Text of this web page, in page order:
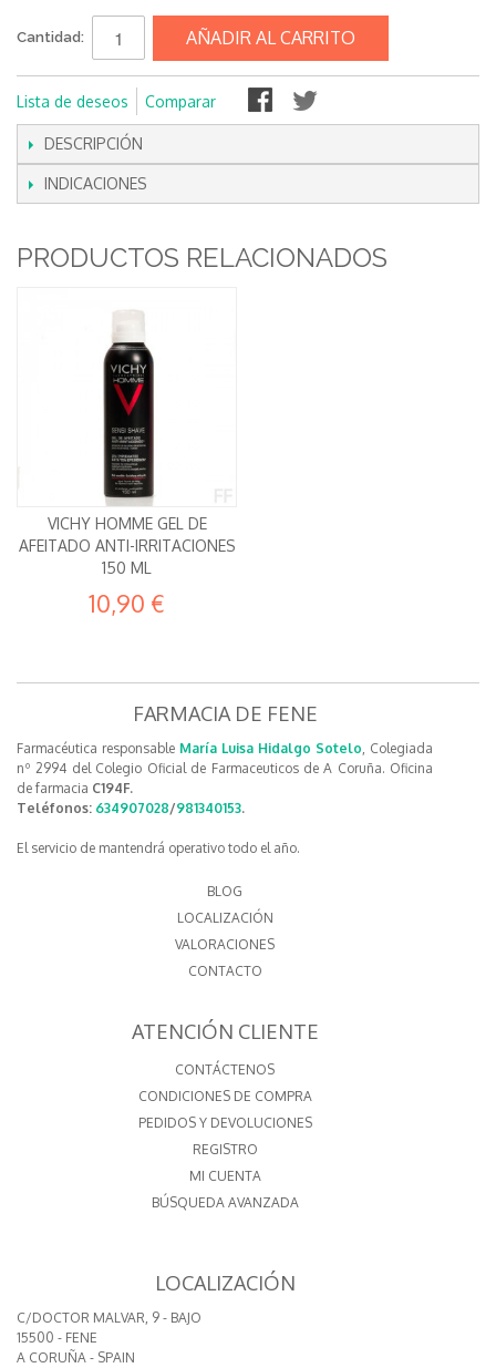
Cantidad: AÑADIR AL CARRITO
Lista de deseos Comparar
DESCRIPCIÓN
INDICACIONES
PRODUCTOS RELACIONADOS
VICHY HOMME GEL DE
AFEITADO ANTI-IRRITACIONES
150 ML
10,90 €
FARMACIA DE FENE
Farmacéutica responsable María Luisa Hidalgo Sotelo, Colegiada
nº 2994 del Colegio Oficial de Farmaceuticos de A Coruña. Oficina
de farmacia C194F.
Teléfonos: 634907028/981340153.
El servicio de mantendrá operativo todo el año.
BLOG
LOCALIZACIÓN
VALORACIONES
CONTACTO
ATENCIÓN CLIENTE
CONTÁCTENOS
CONDICIONES DE COMPRA
PEDIDOS Y DEVOLUCIONES
REGISTRO
MI CUENTA
BÚSQUEDA AVANZADA
LOCALIZACIÓN
C/DOCTOR MALVAR, 9 - BAJO
15500 - FENE
A CORUÑA - SPAIN